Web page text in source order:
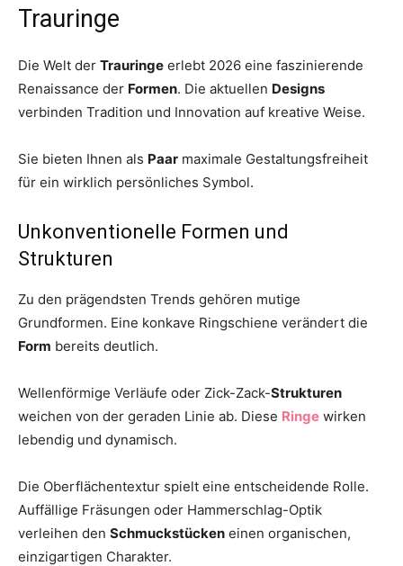
Trauringe
Die Welt der Trauringe erlebt 2026 eine faszinierende
Renaissance der Formen. Die aktuellen Designs
verbinden Tradition und Innovation auf kreative Weise.
Sie bieten Ihnen als Paar maximale Gestaltungsfreiheit
für ein wirklich persönliches Symbol.
Unkonventionelle Formen und
Strukturen
Zu den prägendsten Trends gehören mutige
Grundformen. Eine konkave Ringschiene verändert die
Form bereits deutlich.
Wellenförmige Verläufe oder Zick-Zack-Strukturen
weichen von der geraden Linie ab. Diese Ringe wirken
lebendig und dynamisch.
Die Oberflächentextur spielt eine entscheidende Rolle.
Auffällige Fräsungen oder Hammerschlag-Optik
verleihen den Schmuckstücken einen organischen,
einzigartigen Charakter.